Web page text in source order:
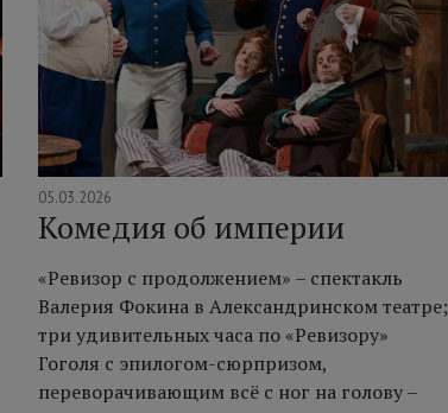
05.03.2026
Комедия об империи
«Ревизор с продолжением» – спектакль
Валерия Фокина в Александринском театре;
три удивительных часа по «Ревизору»
Гоголя с эпилогом-сюрпризом,
переворачивающим всё с ног на голову –